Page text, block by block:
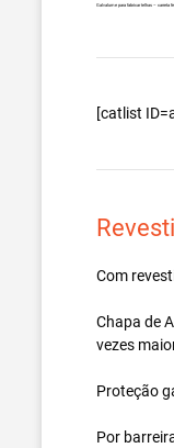
Galvalume para fabricar telhas – carreta
[catlist
Com
Chapa de
vezes
Proteção
Por